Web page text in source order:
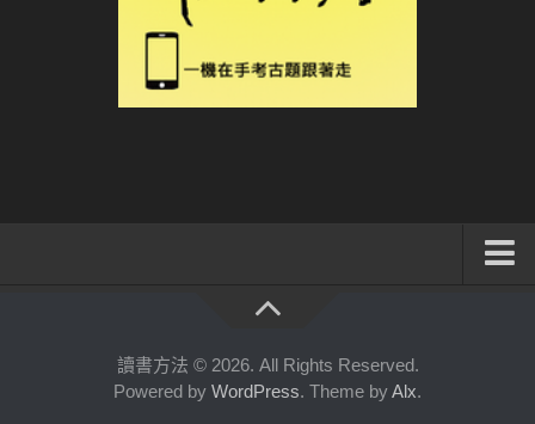
公職考試上榜者軌跡
讀書方法 © 2026. All Rights Reserved.
Powered by WordPress. Theme byAlx.